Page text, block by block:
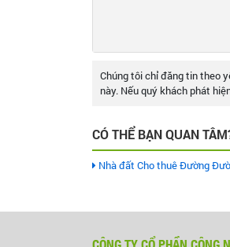
Chúng tôi chỉ đăng tin theo
này. Nếu quý khách phát
CÓ THỂ BẠN QUAN
Nhà đất Cho thuê Đường